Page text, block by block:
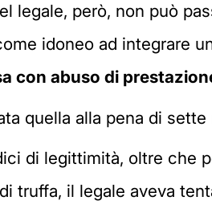
legale, però, non può
idoneo ad integrare
con abuso di
quella alla pena di
di legittimità, oltre che
truffa, il legale aveva